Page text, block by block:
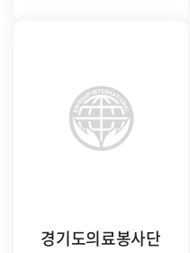
경기도의료봉사단